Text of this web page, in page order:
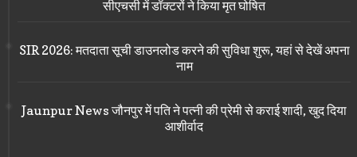
सीएचसी में डॉक्टरों ने किया मृत घोषित
SIR 2026: मतदाता सूची डाउनलोड करने की सुविधा शुरू, यहां से देखें अपना
नाम
Jaunpur News जौनपुर में पति ने पत्नी की प्रेमी से कराई शादी, खुद दिया
आशीर्वाद